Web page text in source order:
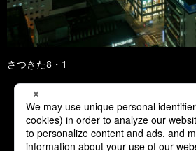
さつきた8・1
1 2 3 4